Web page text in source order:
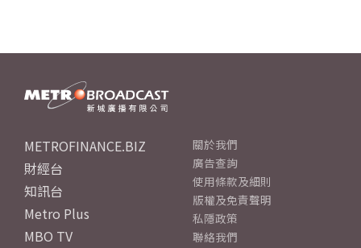
METROFINANCE.BIZ
財經台
知訊台
Metro Plus
MBO TV
關於我們
廣告查詢
使用條款及細則
版權及免責聲明
私隱政策
聯絡我們